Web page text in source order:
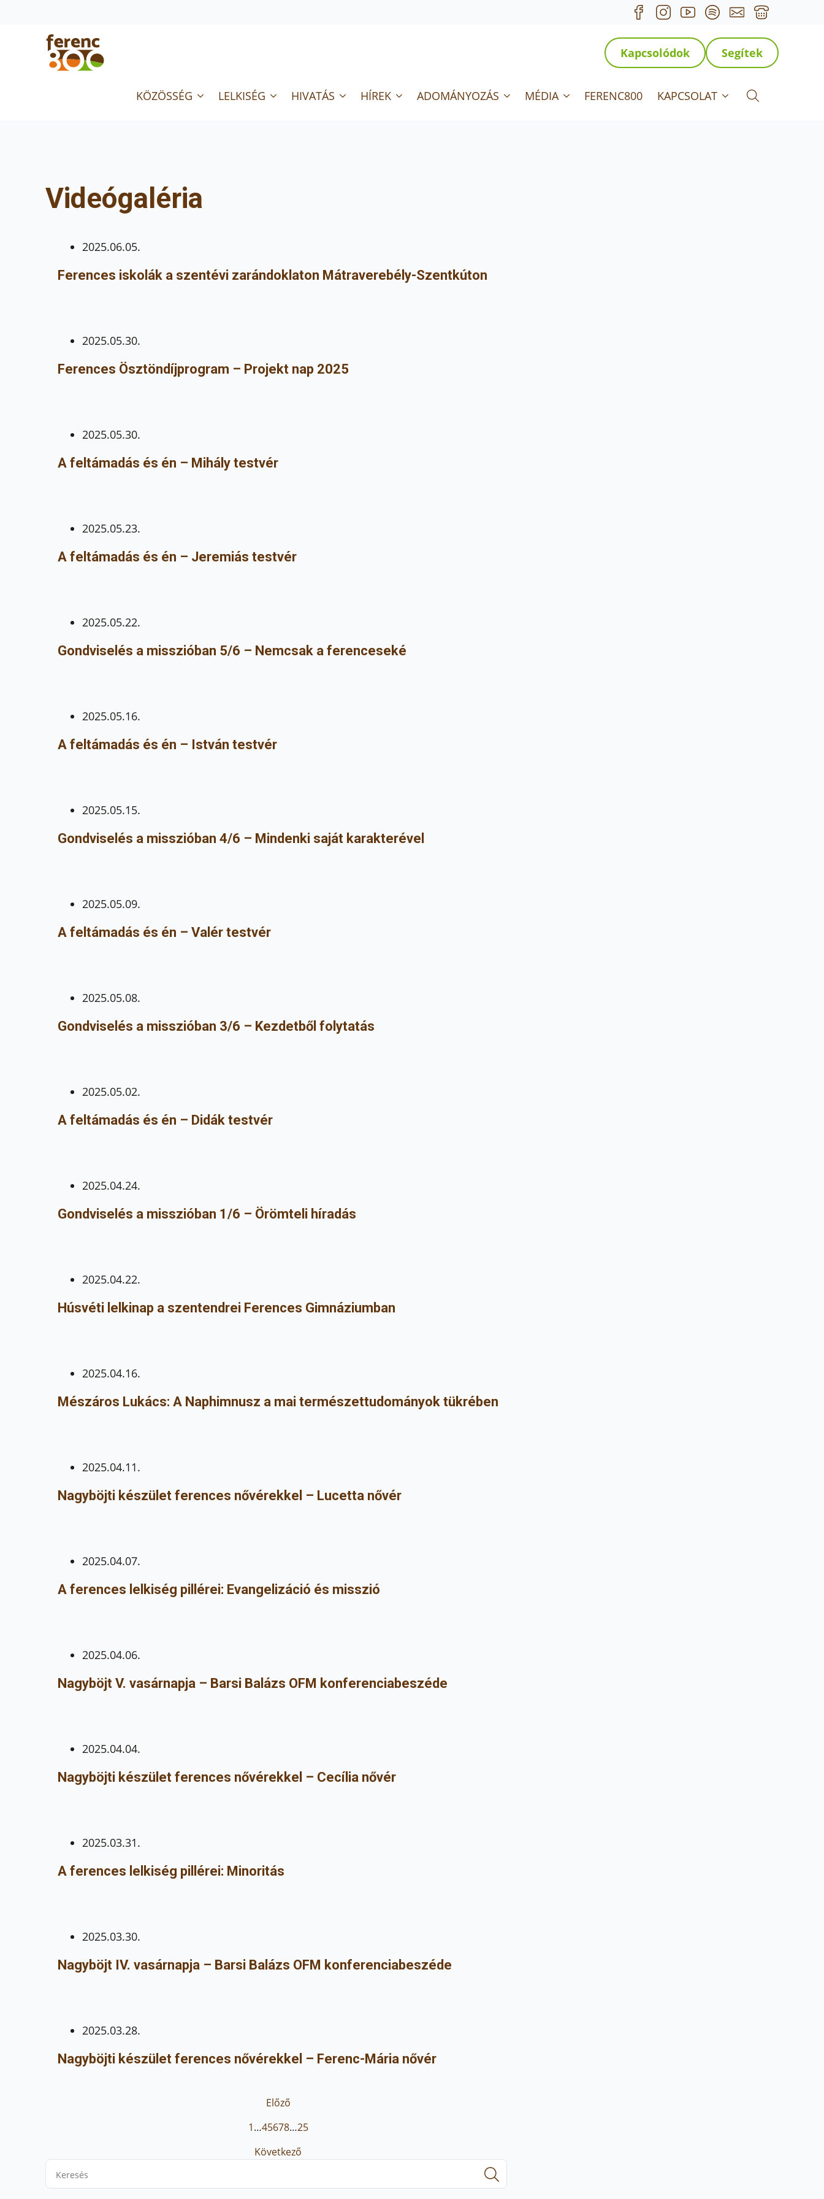
Kapcsolódok Segítek
KÖZÖSSÉG LELKISÉG HIVATÁS HÍREK ADOMÁNYOZÁS MÉDIA FERENC800
KAPCSOLAT
Videógaléria
2025.06.05.
Ferences iskolák a szentévi zarándoklaton Mátraverebély-Szentkúton
2025.05.30.
Ferences Ösztöndíjprogram – Projekt nap 2025
2025.05.30.
A feltámadás és én – Mihály testvér
2025.05.23.
A feltámadás és én – Jeremiás testvér
2025.05.22.
Gondviselés a misszióban 5/6 – Nemcsak a ferenceseké
2025.05.16.
A feltámadás és én – István testvér
2025.05.15.
Gondviselés a misszióban 4/6 – Mindenki saját karakterével
2025.05.09.
A feltámadás és én – Valér testvér
2025.05.08.
Gondviselés a misszióban 3/6 – Kezdetből folytatás
2025.05.02.
A feltámadás és én – Didák testvér
2025.04.24.
Gondviselés a misszióban 1/6 – Örömteli híradás
2025.04.22.
Húsvéti lelkinap a szentendrei Ferences Gimnáziumban
2025.04.16.
Mészáros Lukács: A Naphimnusz a mai természettudományok tükrében
2025.04.11.
Nagyböjti készület ferences nővérekkel – Lucetta nővér
2025.04.07.
A ferences lelkiség pillérei: Evangelizáció és misszió
2025.04.06.
Nagyböjt V. vasárnapja – Barsi Balázs OFM konferenciabeszéde
2025.04.04.
Nagyböjti készület ferences nővérekkel – Cecília nővér
2025.03.31.
A ferences lelkiség pillérei: Minoritás
2025.03.30.
Nagyböjt IV. vasárnapja – Barsi Balázs OFM konferenciabeszéde
2025.03.28.
Nagyböjti készület ferences nővérekkel – Ferenc-Mária nővér
Előző
1…45678…25
Következő
Search